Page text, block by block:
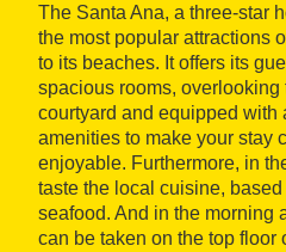
The Santa Ana, a three-star
the most popular attractions
to its beaches. It offers its
spacious rooms,
courtyard and equipped with
amenities to make your stay
enjoyable. Furthermore, in
taste the local cuisine,
seafood. And in the morning
can be taken on the top floor